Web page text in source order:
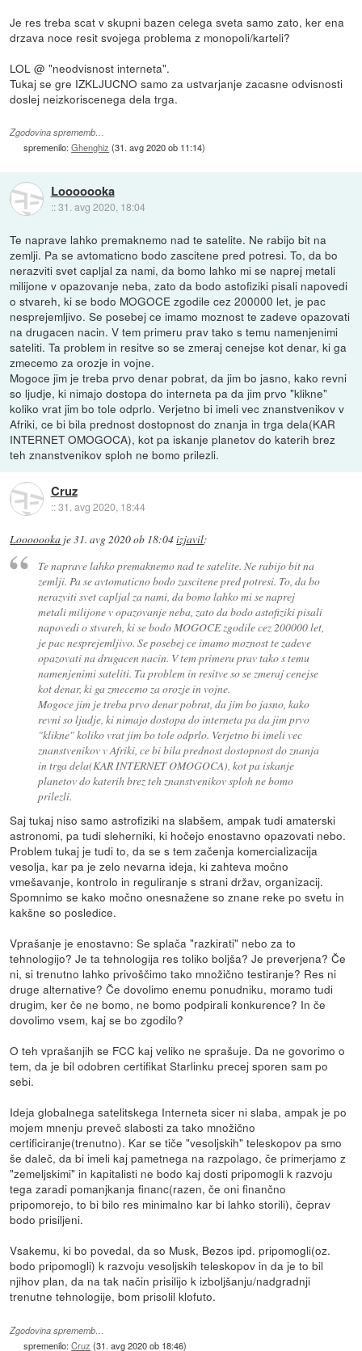
Je res treba scat v skupni bazen celega sveta samo zato, ker ena
drzava noce resit svojega problema z monopoli/karteli?
LOL @ "neodvisnost interneta".
Tukaj se gre IZKLJUCNO samo za ustvarjanje zacasne odvisnosti
doslej neizkoriscenega dela trga.
Zgodovina sprememb…
spremenilo:Ghenghiz (31. avg 2020 ob 11:14)
Looooooka
::31. avg 2020, 18:04
Te naprave lahko premaknemo nad te satelite. Ne rabijo bit na
zemlji. Pa se avtomaticno bodo zascitene pred potresi. To, da bo
nerazviti svet capljal za nami, da bomo lahko mi se naprej metali
milijone v opazovanje neba, zato da bodo astofiziki pisali napovedi
o stvareh, ki se bodo MOGOCE zgodile cez 200000 let, je pac
nesprejemljivo. Se posebej ce imamo moznost te zadeve opazovati
na drugacen nacin. V tem primeru prav tako s temu namenjenimi
sateliti. Ta problem in resitve so se zmeraj cenejse kot denar, ki ga
zmecemo za orozje in vojne.
Mogoce jim je treba prvo denar pobrat, da jim bo jasno, kako revni
so ljudje, ki nimajo dostopa do interneta pa da jim prvo "klikne"
koliko vrat jim bo tole odprlo. Verjetno bi imeli vec znanstvenikov v
Afriki, ce bi bila prednost dostopnost do znanja in trga dela(KAR
INTERNET OMOGOCA), kot pa iskanje planetov do katerih brez
teh znanstvenikov sploh ne bomo prilezli.
Cruz
::31. avg 2020, 18:44
Looooooka je31. avg 2020 ob 18:04izjavil:
Te naprave lahko premaknemo nad te satelite. Ne rabijo bit na
zemlji. Pa se avtomaticno bodo zascitene pred potresi. To, da bo
nerazviti svet capljal za nami, da bomo lahko mi se naprej
metali milijone v opazovanje neba, zato da bodo astofiziki pisali
napovedi o stvareh, ki se bodo MOGOCE zgodile cez 200000 let,
je pac nesprejemljivo. Se posebej ce imamo moznost te zadeve
opazovati na drugacen nacin. V tem primeru prav tako s temu
namenjenimi sateliti. Ta problem in resitve so se zmeraj cenejse
kot denar, ki ga zmecemo za orozje in vojne.
Mogoce jim je treba prvo denar pobrat, da jim bo jasno, kako
revni so ljudje, ki nimajo dostopa do interneta pa da jim prvo
"klikne" koliko vrat jim bo tole odprlo. Verjetno bi imeli vec
znanstvenikov v Afriki, ce bi bila prednost dostopnost do znanja
in trga dela(KAR INTERNET OMOGOCA), kot pa iskanje
planetov do katerih brez teh znanstvenikov sploh ne bomo
prilezli.
Saj tukaj niso samo astrofiziki na slabšem, ampak tudi amaterski
astronomi, pa tudi sleherniki, ki hočejo enostavno opazovati nebo.
Problem tukaj je tudi to, da se s tem začenja komercializacija
vesolja, kar pa je zelo nevarna ideja, ki zahteva močno
vmešavanje, kontrolo in reguliranje s strani držav, organizacij.
Spomnimo se kako močno onesnažene so znane reke po svetu in
kakšne so posledice.
Vprašanje je enostavno: Se splača "razkirati" nebo za to
tehnologijo? Je ta tehnologija res toliko boljša? Je preverjena? Če
ni, si trenutno lahko privoščimo tako množično testiranje? Res ni
druge alternative? Če dovolimo enemu ponudniku, moramo tudi
drugim, ker če ne bomo, ne bomo podpirali konkurence? In če
dovolimo vsem, kaj se bo zgodilo?
O teh vprašanjih se FCC kaj veliko ne sprašuje. Da ne govorimo o
tem, da je bil odobren certifikat Starlinku precej sporen sam po
sebi.
Ideja globalnega satelitskega Interneta sicer ni slaba, ampak je po
mojem mnenju preveč slabosti za tako množično
certificiranje(trenutno). Kar se tiče "vesoljskih" teleskopov pa smo
še daleč, da bi imeli kaj pametnega na razpolago, če primerjamo z
"zemeljskimi" in kapitalisti ne bodo kaj dosti pripomogli k razvoju
tega zaradi pomanjkanja financ(razen, če oni finančno
pripomorejo, to bi bilo res minimalno kar bi lahko storili), čeprav
bodo prisiljeni.
Vsakemu, ki bo povedal, da so Musk, Bezos ipd. pripomogli(oz.
bodo pripomogli) k razvoju vesoljskih teleskopov in da je to bil
njihov plan, da na tak način prisilijo k izboljšanju/nadgradnji
trenutne tehnologije, bom prisolil klofuto.
Zgodovina sprememb…
spremenilo:Cruz (31. avg 2020 ob 18:46)